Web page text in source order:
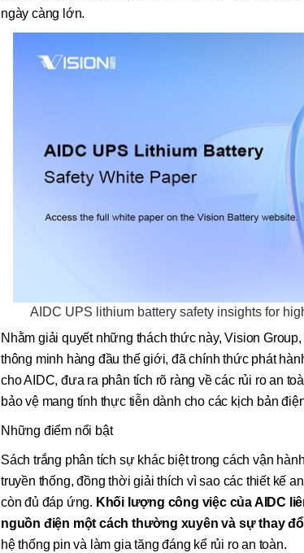
ngày càng lớn.
AIDC UPS lithium battery safety insights for
Nhằm giải quyết những thách thức này, Vision
thông minh hàng đầu thế giới, đã chính thức phát
cho AIDC, đưa ra phân tích rõ ràng về các rủi ro an
bảo vệ mang tính thực tiễn dành cho các kịch bản
Những điểm nổi bật
Sách trắng phân tích sự khác biệt trong cách vận
truyền thống, đồng thời giải thích vì sao các thiết kế
còn đủ đáp ứng. Khối lượng công việc của AIDC
nguồn điện một cách thường xuyên và sự thay
hệ thống pin và làm gia tăng đáng kể rủi ro an toàn.